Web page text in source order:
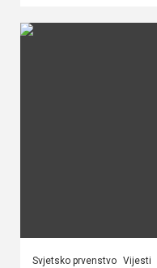
Svjetsko prvenstvo Vijesti